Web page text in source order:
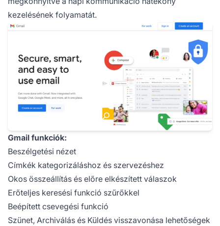
kezelésének folyamatát.
Gmail funkciók:
Beszélgetési nézet
Címkék kategorizáláshoz és szervezéshez
Okos összeállítás és előre elkészített válaszok
Erőteljes keresési funkció szűrőkkel
Beépített csevegési funkció
Szünet, Archiválás és Küldés visszavonása lehetőségek